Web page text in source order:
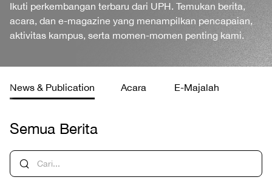
Ikuti perkembangan terbaru dari UPH. Temukan berita,
acara, dan e-magazine yang menampilkan pencapaian,
aktivitas kampus, serta momen-momen penting kami.
News & Publication Acara E-Majalah
Semua Berita